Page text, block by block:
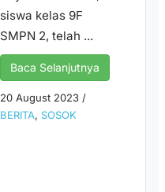
siswa kelas 9F
SMPN 2, telah ...
Baca Selanjutnya
20 August 2023 /
BERITA, SOSOK